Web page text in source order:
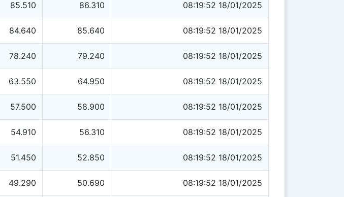
85.510 86.310 08:19:52 18/01/2025
84.640 85.640 08:19:52 18/01/2025
78.240 79.240 08:19:52 18/01/2025
63.550 64.950 08:19:52 18/01/2025
57.500 58.900 08:19:52 18/01/2025
54.910 56.310 08:19:52 18/01/2025
51.450 52.850 08:19:52 18/01/2025
49.290 50.690 08:19:52 18/01/2025